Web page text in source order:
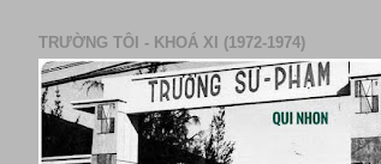
TRƯỜNG TÔI - KHOÁ XI (1972-1974)